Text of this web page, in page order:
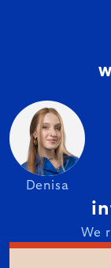
Denisa
We